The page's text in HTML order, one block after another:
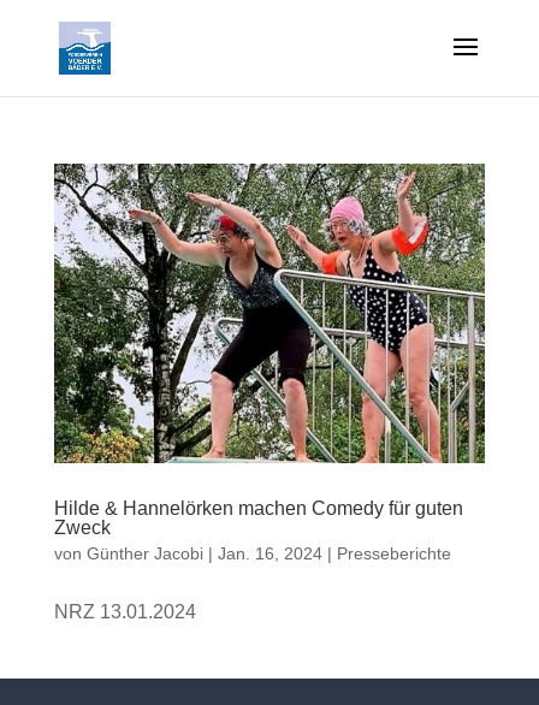
Hilde & Hannelörken machen Comedy für guten
Zweck
von Günther Jacobi| Jan. 16, 2024| Presseberichte
NRZ 13.01.2024